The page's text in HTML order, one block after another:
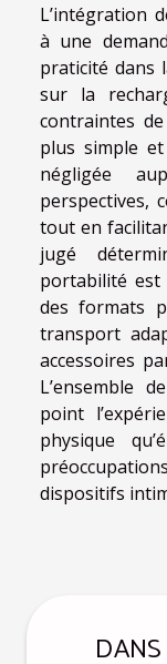
L’intégration
à une
praticité dans
sur la
contraintes
plus simple et
négligée
perspectives,
tout en
jugé
portabilité est
des formats
transport
accessoires
L’ensemble
point
physique
dispositifs